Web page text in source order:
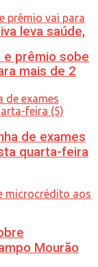
leva saúde,
mais de 2
e prêmio sobe
de exames
quarta-feira
Mourão